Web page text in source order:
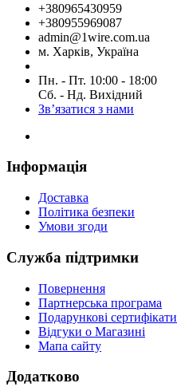
+380965430959
+380955969087
admin@1wire.com.ua
м. Харків, Україна
Пн. - Пт. 10:00 - 18:00
Сб. - Нд. Вихідний
Зв’язатися з нами
Інформація
Доставка
Політика безпеки
Умови згоди
Служба підтримки
Повернення
Партнерська програма
Подарункові сертифікати
Відгуки о Магазині
Мапа сайту
Додатково